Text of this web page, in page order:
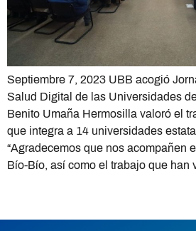
Septiembre 7, 2023 UBB acogió
Salud Digital de las Universidades
Benito Umaña Hermosilla valoró el
que integra a 14 universidades
“Agradecemos que nos acompañen
Bío-Bío, así como el trabajo que han